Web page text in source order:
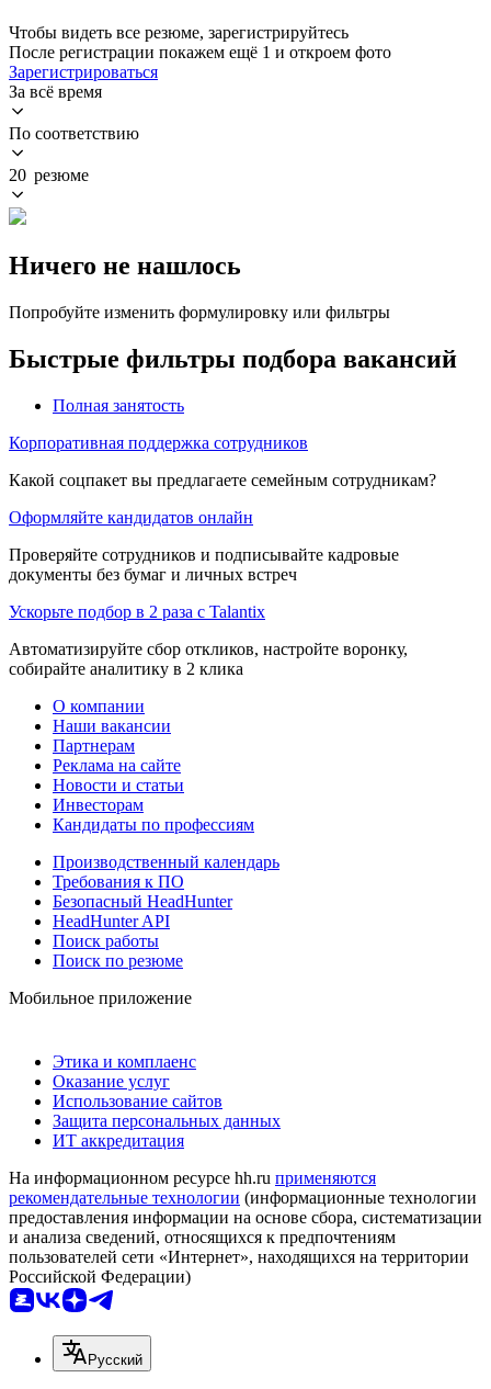
Чтобы видеть все резюме, зарегистрируйтесь
После регистрации покажем ещё 1 и откроем фото
Зарегистрироваться
За всё время
По соответствию
20 резюме
Ничего не нашлось
Попробуйте изменить формулировку или фильтры
Быстрые фильтры подбора вакансий
Полная занятость
Корпоративная поддержка сотрудников
Какой соцпакет вы предлагаете семейным сотрудникам?
Оформляйте кандидатов онлайн
Проверяйте сотрудников и подписывайте кадровые
документы без бумаг и личных встреч
Ускорьте подбор в 2 раза с Talantix
Автоматизируйте сбор откликов, настройте воронку,
собирайте аналитику в 2 клика
О компании
Наши вакансии
Партнерам
Реклама на сайте
Новости и статьи
Инвесторам
Кандидаты по профессиям
Производственный календарь
Требования к ПО
Безопасный HeadHunter
HeadHunter API
Поиск работы
Поиск по резюме
Мобильное приложение
Этика и комплаенс
Оказание услуг
Использование сайтов
Защита персональных данных
ИТ аккредитация
На информационном ресурсе hh.ru применяются
рекомендательные технологии (информационные технологии
предоставления информации на основе сбора, систематизации
и анализа сведений, относящихся к предпочтениям
пользователей сети «Интернет», находящихся на территории
Российской Федерации)
Русский